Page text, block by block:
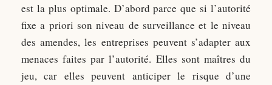
est la plus optimale. D’abord parce que si l’autorité
fixe a priori son niveau de surveillance et le niveau
des amendes, les entreprises peuvent s’adapter aux
menaces faites par l’autorité. Elles sont maîtres du
jeu, car elles peuvent anticiper le risque d’une